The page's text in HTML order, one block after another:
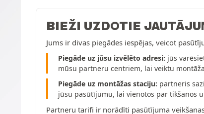
BIEŽI UZDOTIE
Jums ir divas piegādes iespējas, veicot
Piegāde uz jūsu izvēlēto adresi: jūs
mūsu partneru centriem, lai veiktu
Piegāde uz montāžas staciju: partneris
jūsu pasūtījumu, lai vienotos par tikšanos
Partneru tarifi ir norādīti pasūtījuma